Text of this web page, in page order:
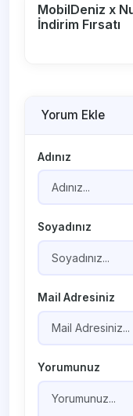
MobilDeniz x
İndirim Fırsatı
Yorum Ekle
Adınız
Soyadınız
Mail Adresiniz
Yorumunuz